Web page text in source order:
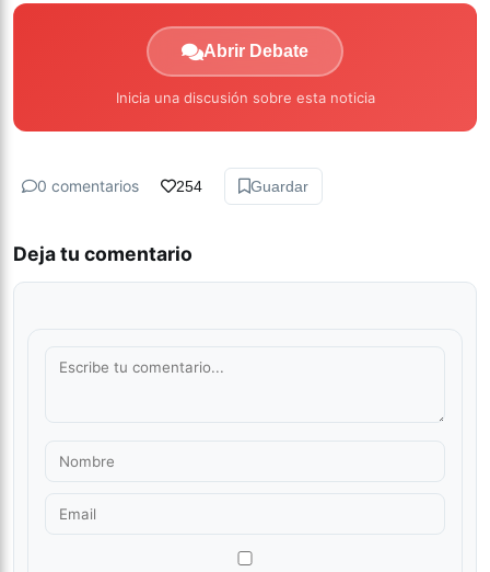
Abrir Debate
Inicia una discusión sobre esta noticia
0 comentarios 254 Guardar
Deja tu comentario